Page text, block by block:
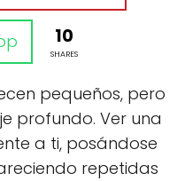
10
SHARES
pequeños, pero
profundo. Ver una
a ti, posándose
repetidas